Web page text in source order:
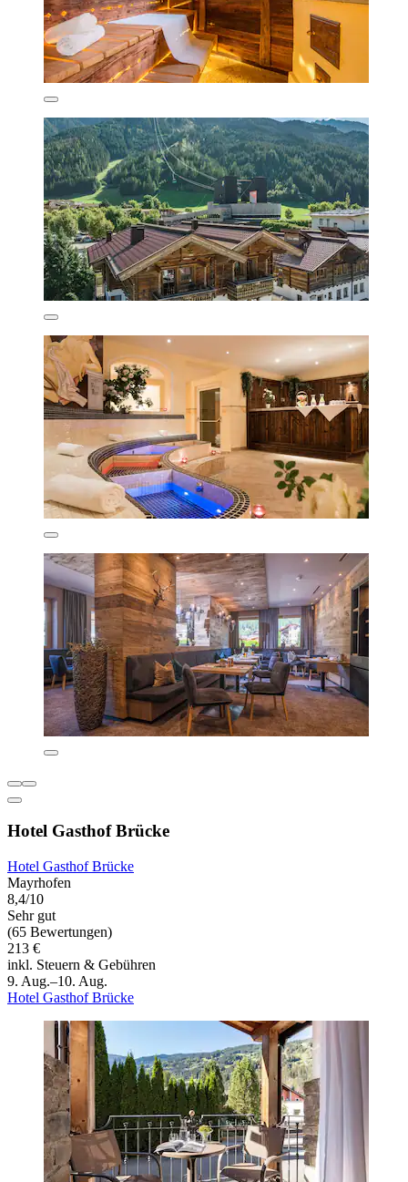
Hotel Gasthof Brücke
Hotel Gasthof Brücke
Mayrhofen
8,4/10
Sehr gut
(65 Bewertungen)
213 €
inkl. Steuern & Gebühren
9. Aug.–10. Aug.
Hotel Gasthof Brücke